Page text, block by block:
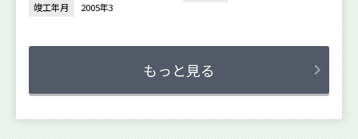
竣工年月
2005年3
もっと見る